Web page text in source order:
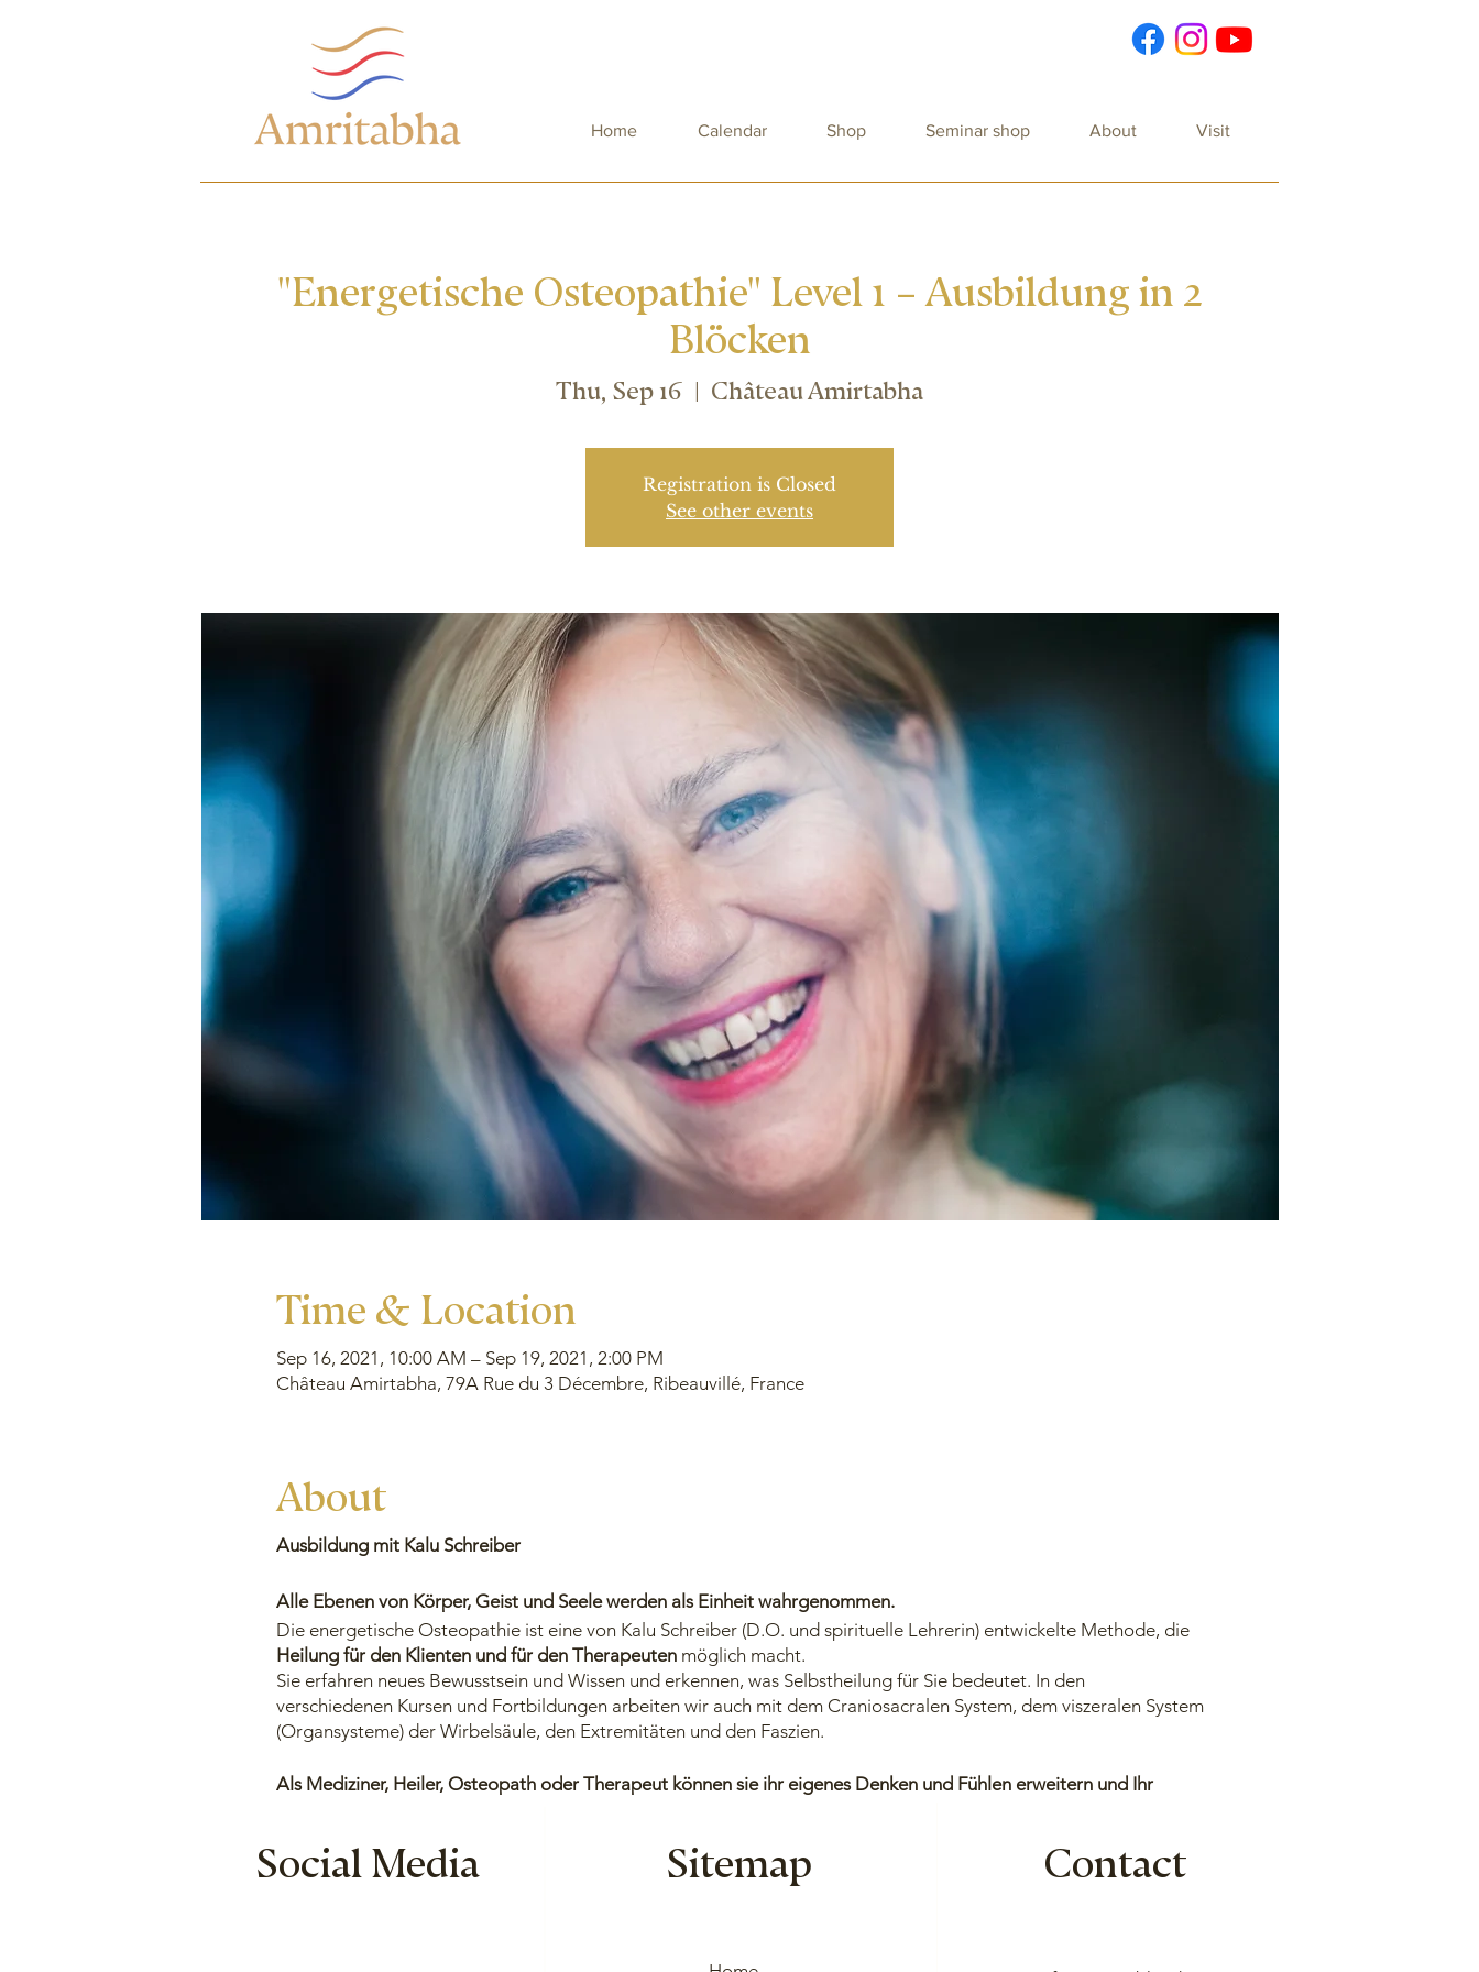
Home Calendar Shop Seminar shop About Visit
"Energetische Osteopathie" Level 1 – Ausbildung in 2
Blöcken
Thu, Sep 16
  |
Château Amirtabha
Registration is Closed
See other events
Time & Location
Sep 16, 2021, 10:00 AM – Sep 19, 2021, 2:00 PM
Château Amirtabha, 79A Rue du 3 Décembre, Ribeauvillé, France
About
Ausbildung mit Kalu Schreiber
Alle Ebenen von Körper, Geist und Seele werden als Einheit wahrgenommen.
Die energetische Osteopathie ist eine von Kalu Schreiber (D.O. und spirituelle Lehrerin) entwickelte Methode, die
Heilung für den Klienten und für den Therapeutenmöglich macht.
Sie erfahren neues Bewusstsein und Wissen und erkennen, was Selbstheilung für Sie bedeutet. In den
verschiedenen Kursen und Fortbildungen arbeiten wir auch mit dem Craniosacralen System, dem viszeralen System
(Organsysteme) der Wirbelsäule, den Extremitäten und den Faszien.
Als Mediziner, Heiler, Osteopath oder Therapeut können sie ihr eigenes Denken und Fühlen erweitern und Ihr
behandle ich die Teilnehmer der Ausbildung "energetische Osteopathie" auch mit meiner
Im ersten Ausbildungskurs habe ich diese Energie, ein goldenes Feuer aus dem Thron Gottes, zum ersten Mal
Sitemap
Social Media Contact